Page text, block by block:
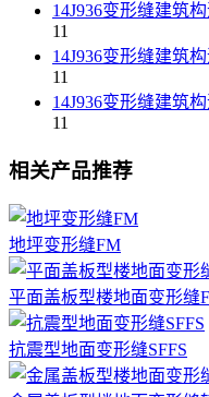
14J936变形缝建筑
11
14J936变形缝建筑
11
14J936变形缝建筑
11
相关产品推荐
地坪变形缝FM
平面盖板型楼地面变形缝
抗震型地面变形缝SFFS